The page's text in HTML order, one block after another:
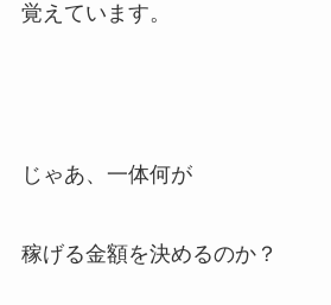
覚えています。
じゃあ、一体何が
稼げる金額を決めるのか？